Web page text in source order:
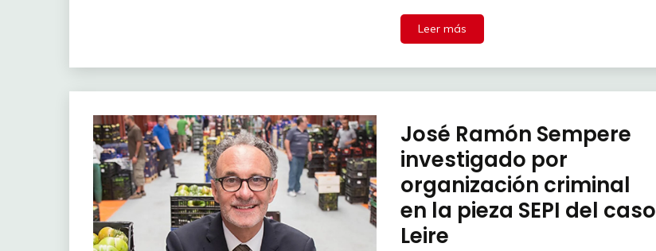
Leer más
José Ramón Sempere
investigado por
organización criminal
en la pieza SEPI del caso
Leire